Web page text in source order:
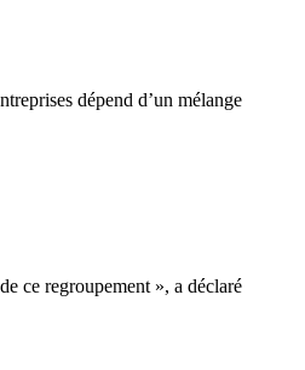
dépend d’un mélange
ce regroupement », a déclaré